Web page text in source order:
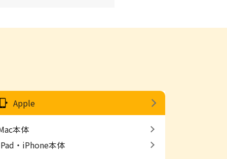
Apple
本体
・iPhone本体